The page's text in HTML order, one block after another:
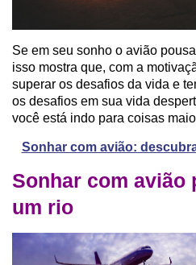
Se em seu sonho o avião
isso mostra que, com a
superar os desafios da vida e
os desafios em sua vida
você está indo para coisas
Sonhar com avião:
Sonhar com avião
um rio